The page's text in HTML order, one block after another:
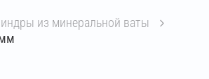
из минеральной ваты